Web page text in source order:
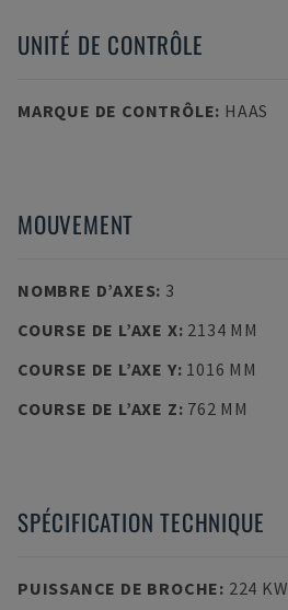
UNITÉ DE CONTRÔLE
MARQUE DE CONTRÔLE: HAAS
MOUVEMENT
NOMBRE D’AXES: 3
COURSE DE L’AXE X: 2134 MM
COURSE DE L’AXE Y: 1016 MM
COURSE DE L’AXE Z: 762 MM
SPÉCIFICATION TECHNIQUE
PUISSANCE DE BROCHE: 224 KW